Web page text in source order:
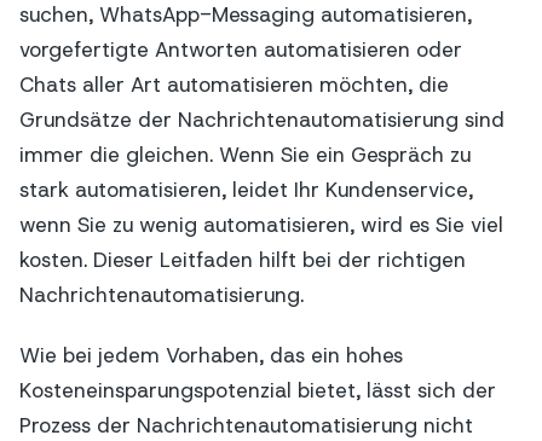
suchen, WhatsApp-Messaging automatisieren,
vorgefertigte Antworten automatisieren oder
Chats aller Art automatisieren möchten, die
Grundsätze der Nachrichtenautomatisierung sind
immer die gleichen. Wenn Sie ein Gespräch zu
stark automatisieren, leidet Ihr Kundenservice,
wenn Sie zu wenig automatisieren, wird es Sie viel
kosten. Dieser Leitfaden hilft bei der richtigen
Nachrichtenautomatisierung.
Wie bei jedem Vorhaben, das ein hohes
Kosteneinsparungspotenzial bietet, lässt sich der
Prozess der Nachrichtenautomatisierung nicht